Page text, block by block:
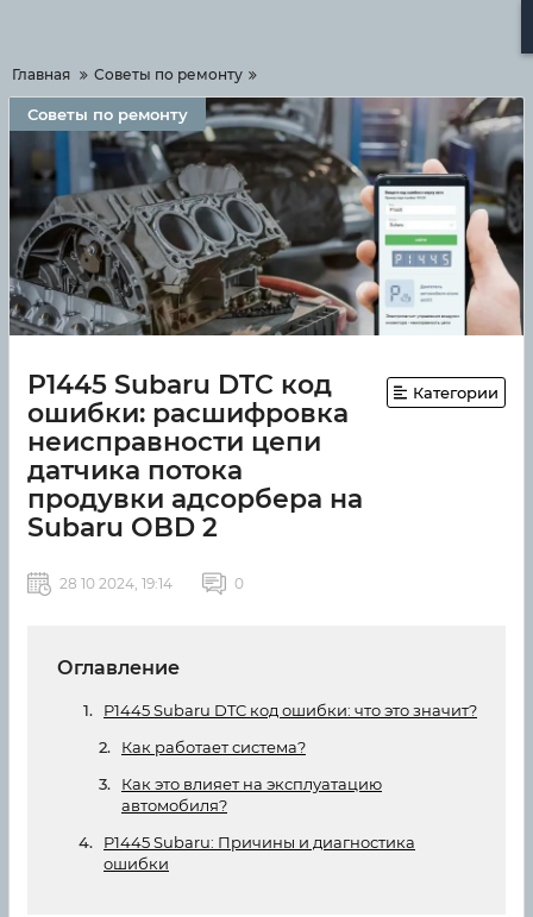
Главная Советы по ремонту
Советы по ремонту
P1445 Subaru DTC код
ошибки: расшифровка
неисправности цепи
датчика потока
продувки адсорбера на
Subaru OBD 2
Категории
28 10 2024, 19:14 0
Оглавление
P1445 Subaru DTC код ошибки: что это значит?
Как работает система?
Как это влияет на эксплуатацию
автомобиля?
P1445 Subaru: Причины и диагностика
ошибки